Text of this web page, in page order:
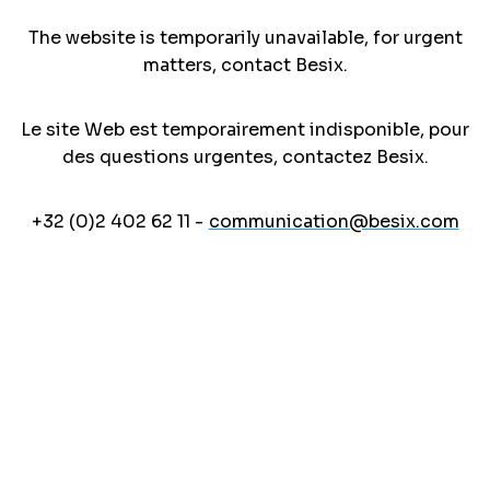
The website is temporarily unavailable, for urgent
matters, contact Besix.
Le site Web est temporairement indisponible, pour
des questions urgentes, contactez Besix.
+32 (0)2 402 62 11 - communication@besix.com